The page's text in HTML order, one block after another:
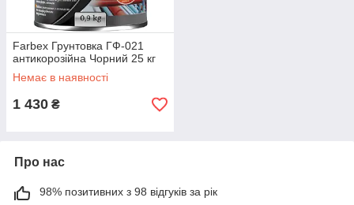
Farbex Грунтовка ГФ-021
антикорозійна Чорний 25 кг
Немає в наявності
1 430 ₴
Про нас
98% позитивних з 98 відгуків за рік